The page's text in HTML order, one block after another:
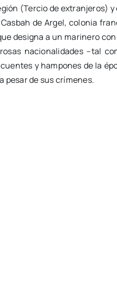
(Tercio de
de Argel, colonia
designa a un marinero
nacionalidades –tal
y hampones de la
pesar de sus crímenes.